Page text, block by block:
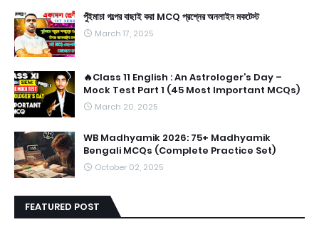
পুঁইমাচা গল্পের বাছাই করা MCQ প্রশ্নের অনলাইন মকটেস্ট
March 17, 2025
🔥Class 11 English : An Astrologer’s Day –
Mock Test Part 1 (45 Most Important MCQs)
March 20, 2025
WB Madhyamik 2026: 75+ Madhyamik
Bengali MCQs (Complete Practice Set)
October 02, 2025
FEATURED POST